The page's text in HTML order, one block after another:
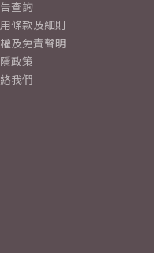
查詢
條款及細則
及免責聲明
政策
我們